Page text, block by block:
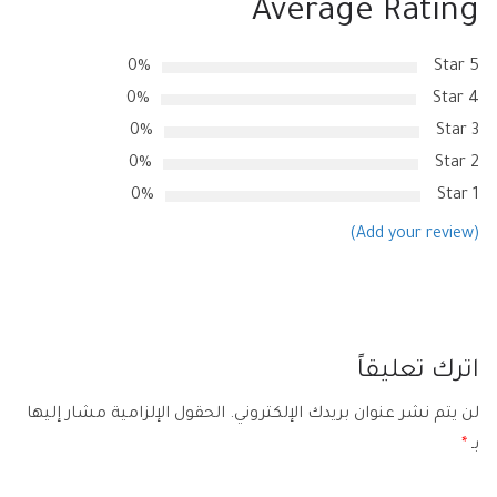
Average Rating
5 Star
0%
4 Star
0%
3 Star
0%
2 Star
0%
1 Star
0%
(Add your review)
اترك تعليقاً
لن يتم نشر عنوان بريدك الإلكتروني. الحقول الإلزامية مشار إليها
بـ *